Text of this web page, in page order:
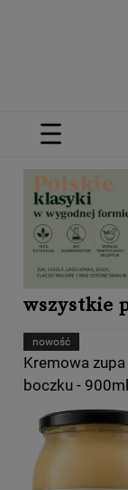
wszystkie
Kremowa
boczku - 900ml
nowość